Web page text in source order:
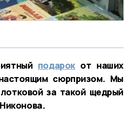
подарокот наших
сюрпризом. Мы
за такой щедрый